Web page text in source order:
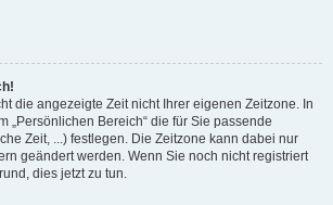
die angezeigte Zeit nicht Ihrer eigenen Zeitzone. In
„Persönlichen Bereich“ die für Sie passende
Zeit, ...) festlegen. Die Zeitzone kann dabei nur
geändert werden. Wenn Sie noch nicht registriert
dies jetzt zu tun.